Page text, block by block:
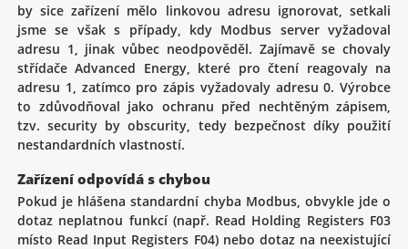
by sice zařízení mělo linkovou adresu ignorovat, setkali
jsme se však s případy, kdy Modbus server vyžadoval
adresu 1, jinak vůbec neodpověděl. Zajímavě se chovaly
střídače Advanced Energy, které pro čtení reagovaly na
adresu 1, zatímco pro zápis vyžadovaly adresu 0. Výrobce
to zdůvodňoval jako ochranu před nechtěným zápisem,
tzv. security by obscurity, tedy bezpečnost díky použití
nestandardních vlastností.
Zařízení odpovídá s chybou
Pokud je hlášena standardní chyba Modbus, obvykle jde o
dotaz neplatnou funkcí (např. Read Holding Registers F03
místo Read Input Registers F04) nebo dotaz na neexistující